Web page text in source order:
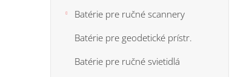
Batérie pre ručné scannery
Batérie pre geodetické prístr.
Batérie pre ručné svietidlá